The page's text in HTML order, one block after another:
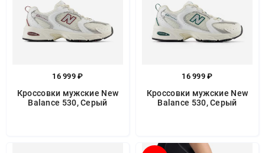
16 999 ₽
Кроссовки мужские New
Balance 530, Серый
16 999 ₽
Кроссовки мужские New
Balance 530, Серый